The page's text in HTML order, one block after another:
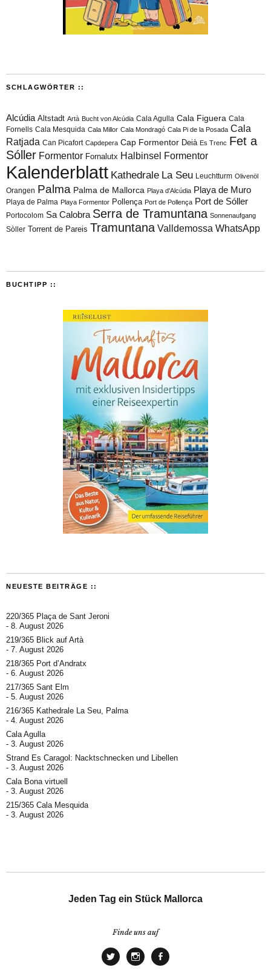
SCHLAGWÖRTER ::
Alcúdia Altstadt Artà Bucht von Alcúdia Cala Agulla Cala Figuera Cala
Fornells Cala Mesquida Cala Millor Cala Mondragó Cala Pi de la Posada Cala
Ratjada Can Picafort Capdepera Cap Formentor Deià Es Trenc Fet a
Sóller Formentor Fornalutx Halbinsel Formentor
Kalenderblatt Kathedrale La Seu Leuchtturm Olivenöl
Orangen Palma Palma de Mallorca Playa d'Alcúdia Playa de Muro
Playa de Palma Playa Formentor Pollença Port de Pollença Port de Sóller
Portocolom Sa Calobra Serra de Tramuntana Sonnenaufgang
Sòller Torrent de Pareis Tramuntana Valldemossa WhatsApp
BUCHTIPP ::
NEUESTE BEITRÄGE ::
220/365 Plaça de Sant Jeroni
8. August 2026
219/365 Blick auf Artà
7. August 2026
218/365 Port d’Andratx
6. August 2026
217/365 Sant Elm
5. August 2026
216/365 Kathedrale La Seu, Palma
4. August 2026
Cala Agulla
3. August 2026
Strand Es Caragol: Nacktschnecken und Libellen
3. August 2026
Cala Bona virtuell
3. August 2026
215/365 Cala Mesquida
3. August 2026
Jeden Tag ein Stück Mallorca
Finde uns auf